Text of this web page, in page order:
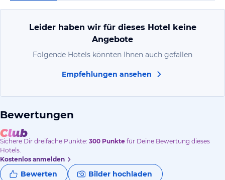
Leider haben wir für dieses Hotel keine
Angebote
Folgende Hotels könnten Ihnen auch gefallen
Empfehlungen ansehen
Bewertungen
Sichere Dir dreifache Punkte: 300 Punkte für Deine Bewertung dieses
Hotels.
Kostenlos anmelden
Bewerten Bilder hochladen